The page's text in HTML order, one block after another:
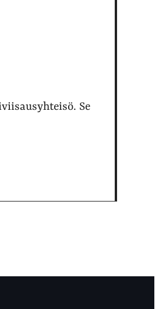
Se